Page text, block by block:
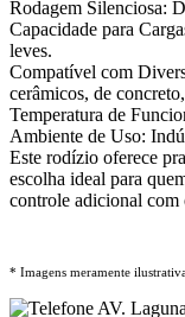
Rodagem Silenciosa:
Capacidade para
leves.
Compatível com
cerâmicos, de
Temperatura de
Ambiente de Uso:
Este rodízio oferece
escolha ideal para
controle adicional com
* Imagens meramente
AV.